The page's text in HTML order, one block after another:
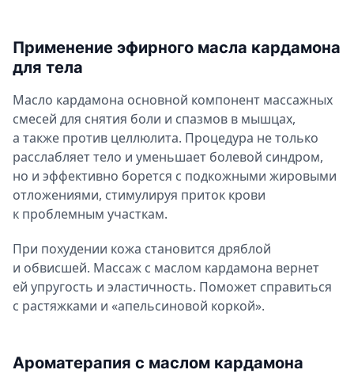
Применение эфирного масла кардамона
для тела
Масло кардамона основной компонент массажных
смесей для снятия боли и спазмов в мышцах,
а также против целлюлита. Процедура не только
расслабляет тело и уменьшает болевой синдром,
но и эффективно борется с подкожными жировыми
отложениями, стимулируя приток крови
к проблемным участкам.
При похудении кожа становится дряблой
и обвисшей. Массаж с маслом кардамона вернет
ей упругость и эластичность. Поможет справиться
с растяжками и «апельсиновой коркой».
Ароматерапия с маслом кардамона